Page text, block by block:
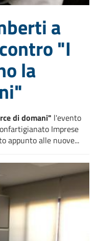
a
"I
la
di domani" l'evento
Imprese
appunto alle nuove...